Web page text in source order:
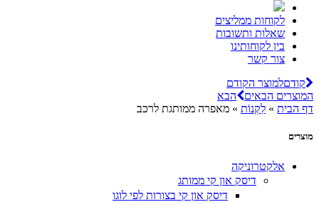
לקוחות ממליצים
שאלות ותשובות
בין לקוחותינו
צור קשר
קודםלמוצר הקודם
המוצרים הבאים
הבא
דף הבית » לִקְנוֹת » מאפרה ממותגת לרכב
מוצרים
אלקטרוניקה
דיסק און קי ממותג
דיסק און קי בצורות לפי לוגו